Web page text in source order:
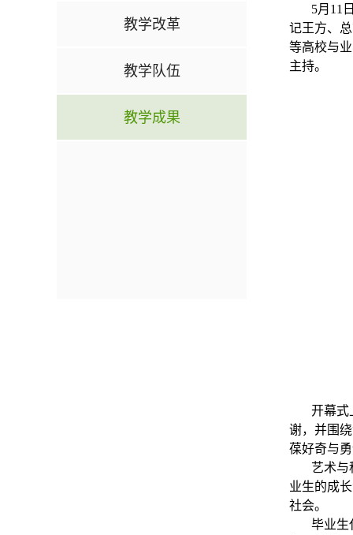
教学改革
教学队伍
教学成果
5月11
记王方、
等高校与
主持。
开幕式
谢，并围
葆好奇与
艺术与
业生的成
社会。
毕业生